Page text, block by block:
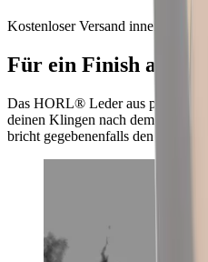
Kostenloser Versand innerhalb
Für ein Finish auf
Das HORL® Leder aus pflanzlich
deinen Klingen nach dem
bricht gegebenenfalls den letzten